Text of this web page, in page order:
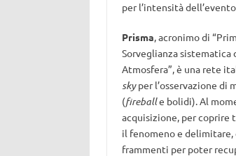
per l’intensità
Prisma, acronimo di
Sorveglianza sistematica
Atmosfera”, è una rete
skyper l’osservazione di
(fireballe bolidi). Al
acquisizione, per
il fenomeno e delimitare,
frammenti per poter